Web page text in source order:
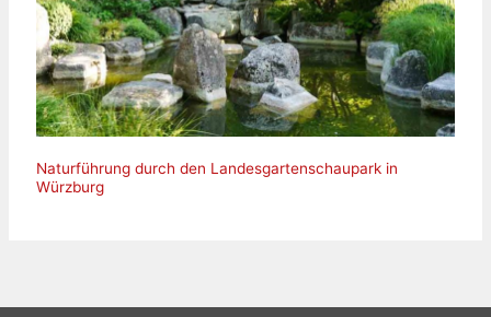
Naturführung durch den Landesgartenschaupark in
Würzburg